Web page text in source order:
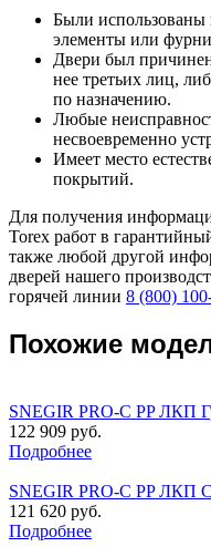
Были
элементы или
Двери был причинен
нее третьих лиц,
по назначению.
Любые
несвоевременно
Имеет место
покрытий.
Для получения
Torex работ в
также любой другой
дверей нашего
горячей линии 8 (800)
Похожие
SNEGIR PRO-C PP ЛКП
122 909 руб.
Подробнее
SNEGIR PRO-C PP ЛКП
121 620 руб.
Подробнее